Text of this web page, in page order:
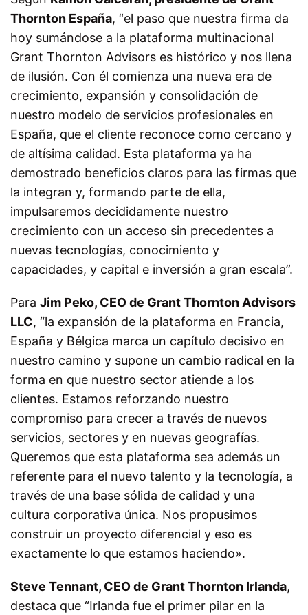
Thornton España, “el paso que nuestra firma da
hoy sumándose a la plataforma multinacional
Grant Thornton Advisors es histórico y nos llena
de ilusión. Con él comienza una nueva era de
crecimiento, expansión y consolidación de
nuestro modelo de servicios profesionales en
España, que el cliente reconoce como cercano y
de altísima calidad. Esta plataforma ya ha
demostrado beneficios claros para las firmas que
la integran y, formando parte de ella,
impulsaremos decididamente nuestro
crecimiento con un acceso sin precedentes a
nuevas tecnologías, conocimiento y
capacidades, y capital e inversión a gran escala”.
Para Jim Peko, CEO de Grant Thornton Advisors
LLC, “la expansión de la plataforma en Francia,
España y Bélgica marca un capítulo decisivo en
nuestro camino y supone un cambio radical en la
forma en que nuestro sector atiende a los
clientes. Estamos reforzando nuestro
compromiso para crecer a través de nuevos
servicios, sectores y en nuevas geografías.
Queremos que esta plataforma sea además un
referente para el nuevo talento y la tecnología, a
través de una base sólida de calidad y una
cultura corporativa única. Nos propusimos
construir un proyecto diferencial y eso es
exactamente lo que estamos haciendo».
Steve Tennant, CEO de Grant Thornton Irlanda,
destaca que “Irlanda fue el primer pilar en la